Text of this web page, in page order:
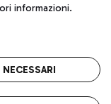
INNOVAZIONE
informazioni.